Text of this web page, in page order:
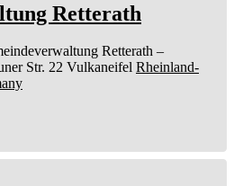
Retterath
Retterath –
Str. 22 Vulkaneifel Rheinland-